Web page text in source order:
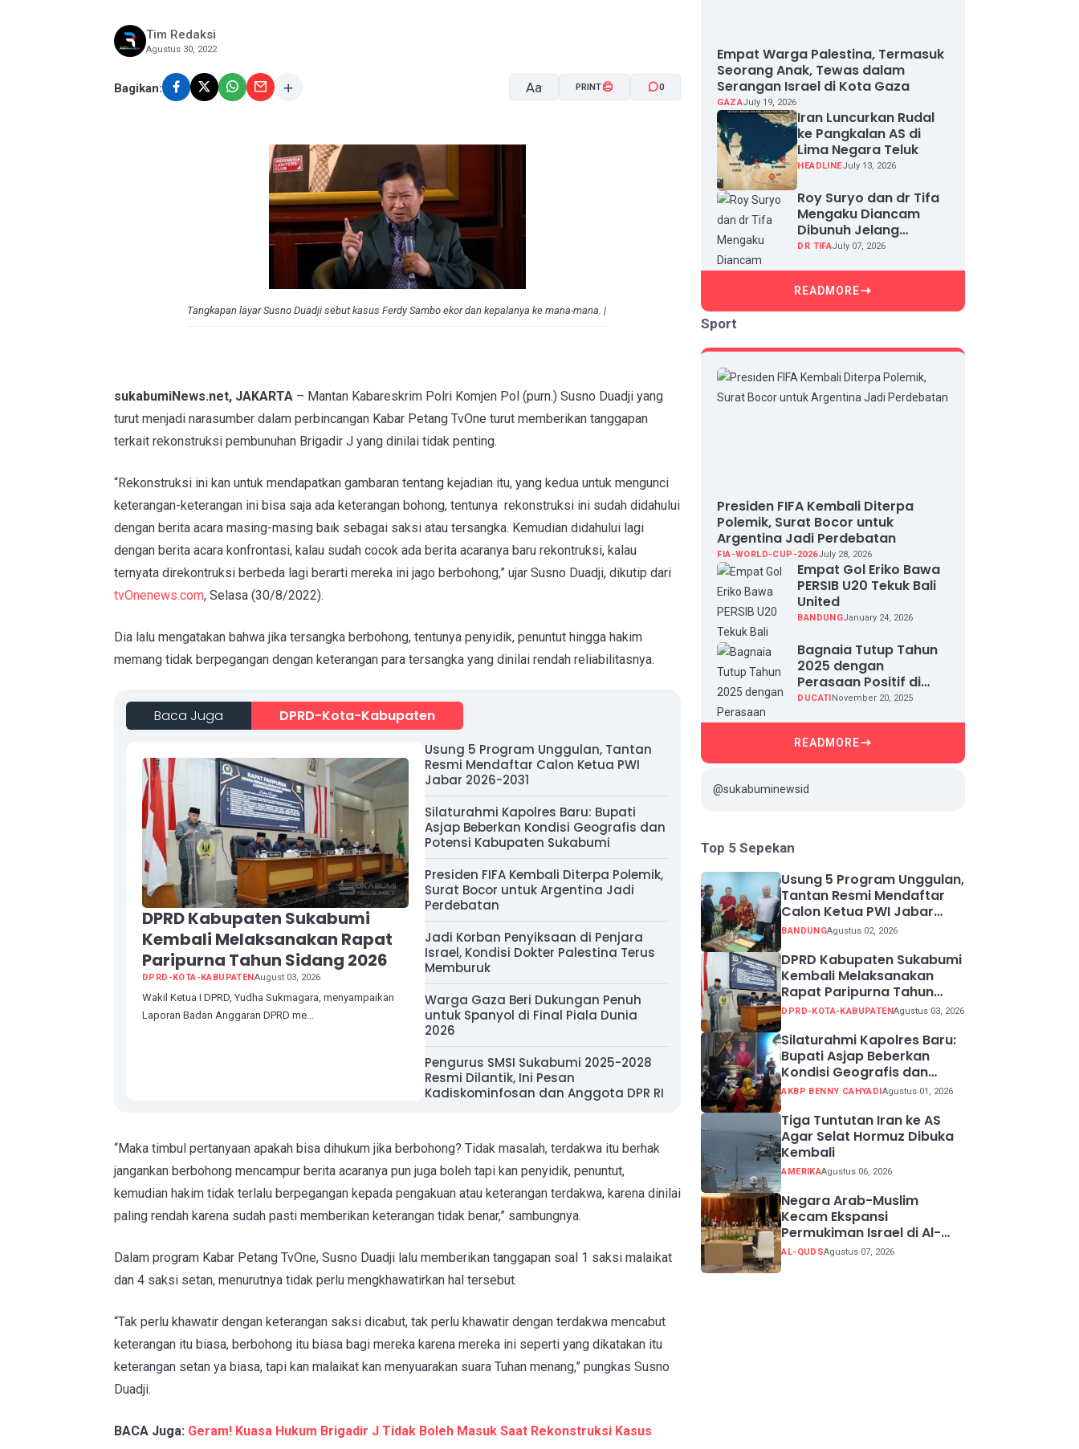
Tim Redaksi
Agustus 30, 2022
Bagikan: Aa PRINT 0
Tangkapan layar Susno Duadji sebut kasus Ferdy Sambo ekor dan kepalanya ke mana-mana. |
sukabumiNews.net, JAKARTA – Mantan Kabareskrim Polri Komjen Pol (purn.) Susno Duadji yang
turut menjadi narasumber dalam perbincangan Kabar Petang TvOne turut memberikan tanggapan
terkait rekonstruksi pembunuhan Brigadir J yang dinilai tidak penting.
“Rekonstruksi ini kan untuk mendapatkan gambaran tentang kejadian itu, yang kedua untuk mengunci
keterangan-keterangan ini bisa saja ada keterangan bohong, tentunya rekonstruksi ini sudah didahului
dengan berita acara masing-masing baik sebagai saksi atau tersangka. Kemudian didahului lagi
dengan berita acara konfrontasi, kalau sudah cocok ada berita acaranya baru rekontruksi, kalau
ternyata direkontruksi berbeda lagi berarti mereka ini jago berbohong,” ujar Susno Duadji, dikutip dari
tvOnenews.com, Selasa (30/8/2022).
Dia lalu mengatakan bahwa jika tersangka berbohong, tentunya penyidik, penuntut hingga hakim
memang tidak berpegangan dengan keterangan para tersangka yang dinilai rendah reliabilitasnya.
Baca Juga DPRD-Kota-Kabupaten
DPRD Kabupaten Sukabumi
Kembali Melaksanakan Rapat
Paripurna Tahun Sidang 2026
DPRD-KOTA-KABUPATENAugust 03, 2026
Wakil Ketua I DPRD, Yudha Sukmagara, menyampaikan
Laporan Badan Anggaran DPRD me...
Usung 5 Program Unggulan, Tantan
Resmi Mendaftar Calon Ketua PWI
Jabar 2026-2031
Silaturahmi Kapolres Baru: Bupati
Asjap Beberkan Kondisi Geografis dan
Potensi Kabupaten Sukabumi
Presiden FIFA Kembali Diterpa Polemik,
Surat Bocor untuk Argentina Jadi
Perdebatan
Jadi Korban Penyiksaan di Penjara
Israel, Kondisi Dokter Palestina Terus
Memburuk
Warga Gaza Beri Dukungan Penuh
untuk Spanyol di Final Piala Dunia
2026
Pengurus SMSI Sukabumi 2025-2028
Resmi Dilantik, Ini Pesan
Kadiskominfosan dan Anggota DPR RI
“Maka timbul pertanyaan apakah bisa dihukum jika berbohong? Tidak masalah, terdakwa itu berhak
jangankan berbohong mencampur berita acaranya pun juga boleh tapi kan penyidik, penuntut,
kemudian hakim tidak terlalu berpegangan kepada pengakuan atau keterangan terdakwa, karena dinilai
paling rendah karena sudah pasti memberikan keterangan tidak benar,” sambungnya.
Dalam program Kabar Petang TvOne, Susno Duadji lalu memberikan tanggapan soal 1 saksi malaikat
dan 4 saksi setan, menurutnya tidak perlu mengkhawatirkan hal tersebut.
“Tak perlu khawatir dengan keterangan saksi dicabut, tak perlu khawatir dengan terdakwa mencabut
keterangan itu biasa, berbohong itu biasa bagi mereka karena mereka ini seperti yang dikatakan itu
keterangan setan ya biasa, tapi kan malaikat kan menyuarakan suara Tuhan menang,” pungkas Susno
Duadji.
BACA Juga: Geram! Kuasa Hukum Brigadir J Tidak Boleh Masuk Saat Rekonstruksi Kasus
Empat Warga Palestina, Termasuk
Seorang Anak, Tewas dalam
Serangan Israel di Kota Gaza
GAZAJuly 19, 2026
Iran Luncurkan Rudal
ke Pangkalan AS di
Lima Negara Teluk
HEADLINEJuly 13, 2026
Roy Suryo dan dr Tifa
Mengaku Diancam
Dibunuh Jelang
Sidang, Klaim Ada
DR TIFAJuly 07, 2026
READMORE
Sport
Presiden FIFA Kembali Diterpa
Polemik, Surat Bocor untuk
Argentina Jadi Perdebatan
FIA-WORLD-CUP-2026July 28, 2026
Empat Gol Eriko Bawa
PERSIB U20 Tekuk Bali
United
BANDUNGJanuary 24, 2026
Bagnaia Tutup Tahun
2025 dengan
Perasaan Positif di
Valencia Test
DUCATINovember 20, 2025
READMORE
@sukabuminewsid
Top 5 Sepekan
Usung 5 Program Unggulan,
Tantan Resmi Mendaftar
Calon Ketua PWI Jabar
2026-2031
BANDUNGAgustus 02, 2026
DPRD Kabupaten Sukabumi
Kembali Melaksanakan
Rapat Paripurna Tahun
Sidang 2026
DPRD-KOTA-KABUPATENAgustus 03, 2026
Silaturahmi Kapolres Baru:
Bupati Asjap Beberkan
Kondisi Geografis dan
Potensi Kabupaten
AKBP BENNY CAHYADIAgustus 01, 2026
Tiga Tuntutan Iran ke AS
Agar Selat Hormuz Dibuka
Kembali
AMERIKAAgustus 06, 2026
Negara Arab-Muslim
Kecam Ekspansi
Permukiman Israel di Al-
Quds Timur
AL-QUDSAgustus 07, 2026